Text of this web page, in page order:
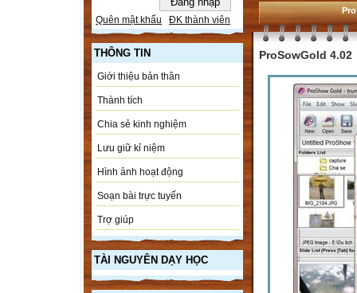
Quên mật khẩu ĐK thành viên
THÔNG TIN
Giới thiệu bản thân
Thành tích
Chia sẻ kinh nghiệm
Lưu giữ kỉ niệm
Hình ảnh hoạt động
Soạn bài trực tuyến
Trợ giúp
TÀI NGUYÊN DẠY HỌC
ProSowGold 4.02